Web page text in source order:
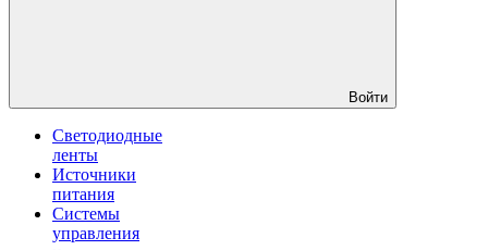
Войти
Светодиодные
ленты
Источники
питания
Системы
управления